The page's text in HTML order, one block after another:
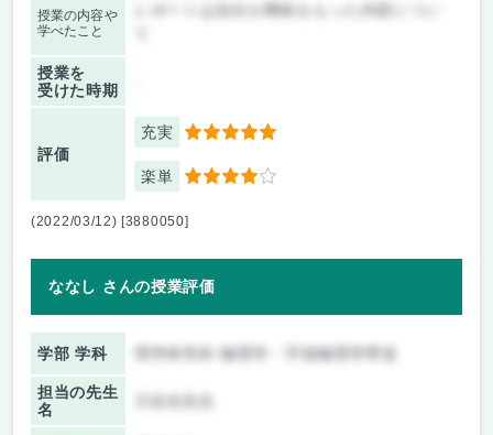
授業の内容や
学べたこと
授業を
受けた時期
評価
充実 5
楽単 4
(2022/03/12) [3880050]
ななし さんの授業評価
学部 学科 理学研究科 物理学・宇宙物理学専攻
担当の先生
名